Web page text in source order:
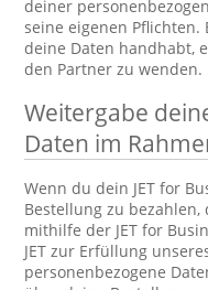
deiner
seine eigenen Pflichten.
deine Daten handhabt,
den Partner zu wenden.
Weitergabe
Daten im
Wenn du dein JET for
Bestellung zu
mithilfe der JET for
JET zur Erfüllung
personenbezogene